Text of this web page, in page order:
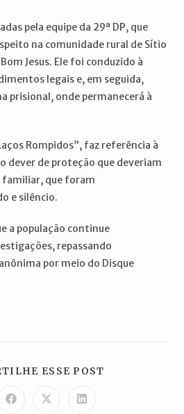
pela equipe da 29ª DP, que
na comunidade rural de Sítio
Jesus. Ele foi conduzido à
legais e, em seguida,
prisional, onde permanecerá à
Rompidos”, faz referência à
dever de proteção que deveriam
familiar, que foram
e silêncio.
a população continue
repassando
por meio do Disque
ESSE POST
Abre Abre Abre